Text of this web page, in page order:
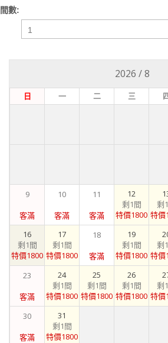
間數:
2026 /8
日 一 二 三
9
客滿
10
客滿
11
客滿
12
剩1間
特價1800
剩
特價
16
剩1間
特價1800
17
剩1間
特價1800
18
客滿
19
剩1間
特價1800
剩
特價
23
客滿
24
剩1間
特價1800
25
剩1間
特價1800
26
剩1間
特價1800
剩
特價
30
客滿
31
剩1間
特價1800